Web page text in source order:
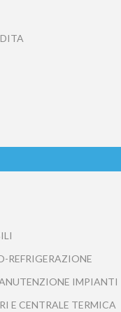
REFRIGERAZIONE
IMPIANTI
E CENTRALE TERMICA